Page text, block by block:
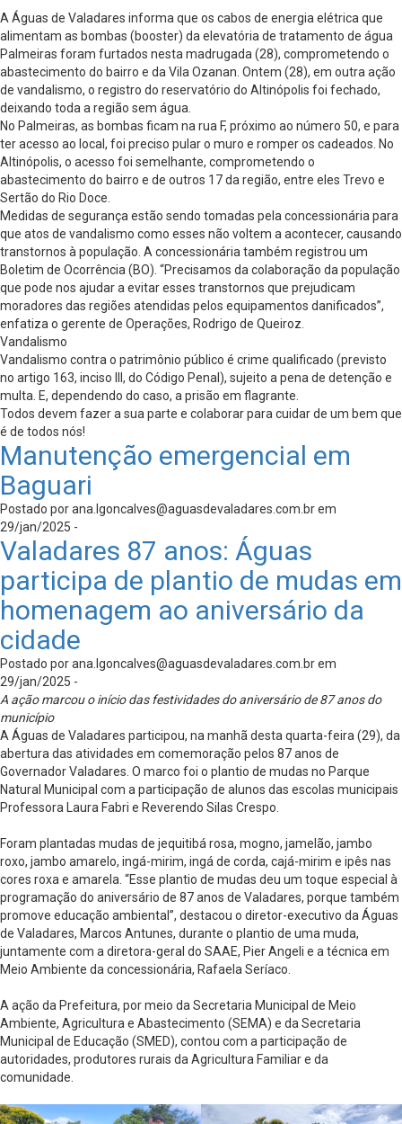
A Águas de Valadares informa que os cabos de energia elétrica que
alimentam as bombas (booster) da elevatória de tratamento de água
Palmeiras foram furtados nesta madrugada (28), comprometendo o
abastecimento do bairro e da Vila Ozanan. Ontem (28), em outra ação
de vandalismo, o registro do reservatório do Altinópolis foi fechado,
deixando toda a região sem água.
No Palmeiras, as bombas ficam na rua F, próximo ao número 50, e para
ter acesso ao local, foi preciso pular o muro e romper os cadeados. No
Altinópolis, o acesso foi semelhante, comprometendo o
abastecimento do bairro e de outros 17 da região, entre eles Trevo e
Sertão do Rio Doce.
Medidas de segurança estão sendo tomadas pela concessionária para
que atos de vandalismo como esses não voltem a acontecer, causando
transtornos à população. A concessionária também registrou um
Boletim de Ocorrência (BO). “Precisamos da colaboração da população
que pode nos ajudar a evitar esses transtornos que prejudicam
moradores das regiões atendidas pelos equipamentos danificados”,
enfatiza o gerente de Operações, Rodrigo de Queiroz.
Vandalismo
Vandalismo contra o patrimônio público é crime qualificado (previsto
no artigo 163, inciso III, do Código Penal), sujeito a pena de detenção e
multa. E, dependendo do caso, a prisão em flagrante.
Todos devem fazer a sua parte e colaborar para cuidar de um bem que
é de todos nós!
Manutenção emergencial em
Baguari
Postado porana.lgoncalves@aguasdevaladares.com.brem
29/jan/2025 -
Valadares 87 anos: Águas
participa de plantio de mudas em
homenagem ao aniversário da
cidade
Postado porana.lgoncalves@aguasdevaladares.com.brem
29/jan/2025 -
A ação marcou o início das festividades do aniversário de 87 anos do
município
A Águas de Valadares participou, na manhã desta quarta-feira (29), da
abertura das atividades em comemoração pelos 87 anos de
Governador Valadares. O marco foi o plantio de mudas no Parque
Natural Municipal com a participação de alunos das escolas municipais
Professora Laura Fabri e Reverendo Silas Crespo.
Foram plantadas mudas de jequitibá rosa, mogno, jamelão, jambo
roxo, jambo amarelo, ingá-mirim, ingá de corda, cajá-mirim e ipês nas
cores roxa e amarela. “Esse plantio de mudas deu um toque especial à
programação do aniversário de 87 anos de Valadares, porque também
promove educação ambiental”, destacou o diretor-executivo da Águas
de Valadares, Marcos Antunes, durante o plantio de uma muda,
juntamente com a diretora-geral do SAAE, Pier Angeli e a técnica em
Meio Ambiente da concessionária, Rafaela Seríaco.
A ação da Prefeitura, por meio da Secretaria Municipal de Meio
Ambiente, Agricultura e Abastecimento (SEMA) e da Secretaria
Municipal de Educação (SMED), contou com a participação de
autoridades, produtores rurais da Agricultura Familiar e da
comunidade.